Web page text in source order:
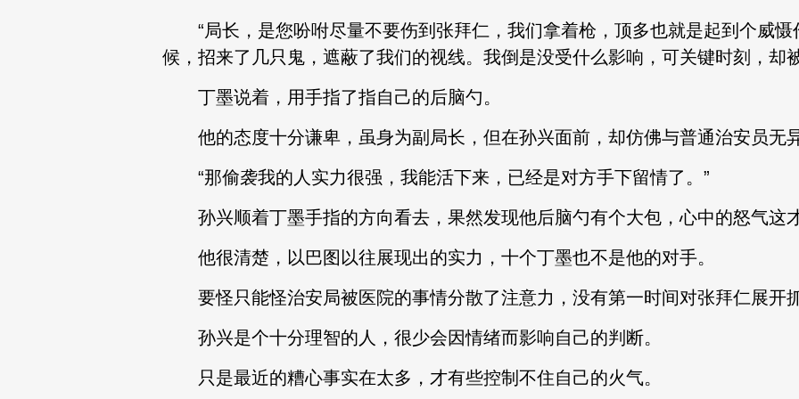
“局长，是您吩咐尽量不要伤到张拜仁，我们拿着枪，顶多也就是起到个威慑
候，招来了几只鬼，遮蔽了我们的视线。我倒是没受什么影响，可关键时刻，却
丁墨说着，用手指了指自己的后脑勺。
他的态度十分谦卑，虽身为副局长，但在孙兴面前，却仿佛与普通治安员无
“那偷袭我的人实力很强，我能活下来，已经是对方手下留情了。”
孙兴顺着丁墨手指的方向看去，果然发现他后脑勺有个大包，心中的怒气这
他很清楚，以巴图以往展现出的实力，十个丁墨也不是他的对手。
要怪只能怪治安局被医院的事情分散了注意力，没有第一时间对张拜仁展开
孙兴是个十分理智的人，很少会因情绪而影响自己的判断。
只是最近的糟心事实在太多，才有些控制不住自己的火气。